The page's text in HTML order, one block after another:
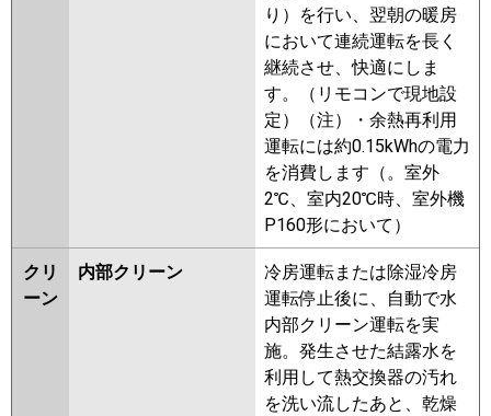
り）を行い、翌朝の暖房
において連続運転を長く
継続させ、快適にしま
す。（リモコンで現地設
定）（注）・余熱再利用
運転には約0.15kWhの電力
を消費します（。室外
2℃、室内20℃時、室外機
P160形において）
クリ
ーン
内部クリーン
冷房運転または除湿冷房
運転停止後に、自動で水
内部クリーン運転を実
施。発生させた結露水を
利用して熱交換器の汚れ
を洗い流したあと、乾燥